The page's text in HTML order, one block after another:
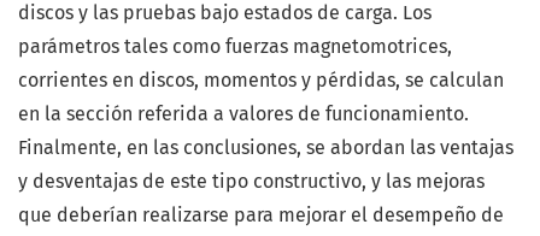
discos y las pruebas bajo estados de carga. Los
parámetros tales como fuerzas magnetomotrices,
corrientes en discos, momentos y pérdidas, se calculan
en la sección referida a valores de funcionamiento.
Finalmente, en las conclusiones, se abordan las ventajas
y desventajas de este tipo constructivo, y las mejoras
que deberían realizarse para mejorar el desempeño de